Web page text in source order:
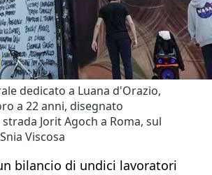
dedicato a Luana d'Orazio,
a 22 anni, disegnato
Jorit Agoch a Roma, sul
Viscosa
bilancio di undici lavoratori